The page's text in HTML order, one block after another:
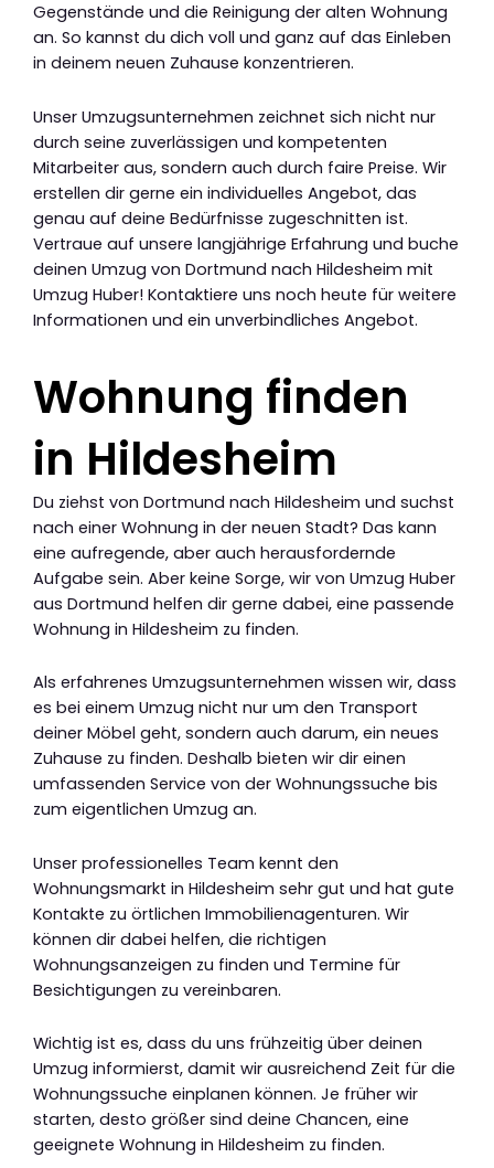
Gegenstände und die Reinigung der alten Wohnung
an. So kannst du dich voll und ganz auf das Einleben
in deinem neuen Zuhause konzentrieren.
Unser Umzugsunternehmen zeichnet sich nicht nur
durch seine zuverlässigen und kompetenten
Mitarbeiter aus, sondern auch durch faire Preise. Wir
erstellen dir gerne ein individuelles Angebot, das
genau auf deine Bedürfnisse zugeschnitten ist.
Vertraue auf unsere langjährige Erfahrung und buche
deinen Umzug von Dortmund nach Hildesheim mit
Umzug Huber! Kontaktiere uns noch heute für weitere
Informationen und ein unverbindliches Angebot.
Wohnung finden
in Hildesheim
Du ziehst von Dortmund nach Hildesheim und suchst
nach einer Wohnung in der neuen Stadt? Das kann
eine aufregende, aber auch herausfordernde
Aufgabe sein. Aber keine Sorge, wir von Umzug Huber
aus Dortmund helfen dir gerne dabei, eine passende
Wohnung in Hildesheim zu finden.
Als erfahrenes Umzugsunternehmen wissen wir, dass
es bei einem Umzug nicht nur um den Transport
deiner Möbel geht, sondern auch darum, ein neues
Zuhause zu finden. Deshalb bieten wir dir einen
umfassenden Service von der Wohnungssuche bis
zum eigentlichen Umzug an.
Unser professionelles Team kennt den
Wohnungsmarkt in Hildesheim sehr gut und hat gute
Kontakte zu örtlichen Immobilienagenturen. Wir
können dir dabei helfen, die richtigen
Wohnungsanzeigen zu finden und Termine für
Besichtigungen zu vereinbaren.
Wichtig ist es, dass du uns frühzeitig über deinen
Umzug informierst, damit wir ausreichend Zeit für die
Wohnungssuche einplanen können. Je früher wir
starten, desto größer sind deine Chancen, eine
geeignete Wohnung in Hildesheim zu finden.